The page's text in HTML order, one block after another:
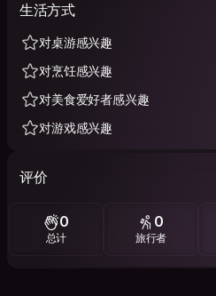
生活方式
对桌游感兴趣
对烹饪感兴趣
对美食爱好者感兴趣
对游戏感兴趣
评价
0
总计
0
旅行者